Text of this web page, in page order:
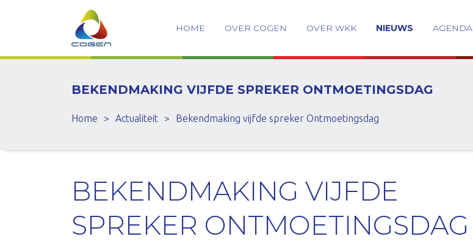
HOME OVER COGEN OVER WKK NIEUWS AGENDA
BEKENDMAKING VIJFDE SPREKER ONTMOETINGSDAG
Home > Actualiteit > Bekendmaking vijfde spreker Ontmoetingsdag
BEKENDMAKING VIJFDE
SPREKER ONTMOETINGSDAG